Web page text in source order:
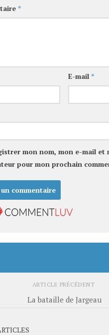
*
E-mail *
mon nom, mon e-mail et
pour mon prochain
ARTICLE PRÉCÉDENT
La bataille de Jargeau